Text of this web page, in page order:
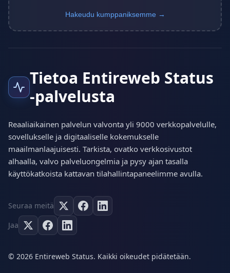
Hakeudu kumppaniksemme →
Tietoa Entireweb Status
-palvelusta
Reaaliaikainen palvelun valvonta yli 9000 verkkopalvelulle,
sovellukselle ja digitaaliselle kokemukselle
maailmanlaajuisesti. Tarkista, ovatko verkkosivustot
alhaalla, valvo palveluongelmia ja pysy ajan tasalla
käyttökatkoista kattavan tilahallintapaneelimme avulla.
Seuraa meitä
Jaa
© 2026 Entireweb Status. Kaikki oikeudet pidätetään.